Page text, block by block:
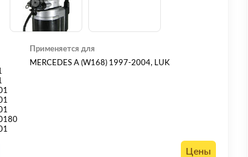
Применяется для
MERCEDES A (W168) 1997-2004, LUK
Цены